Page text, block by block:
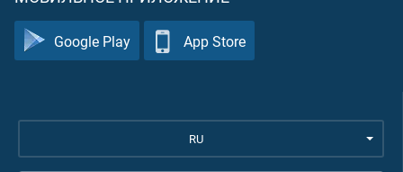
Google Play App Store
RU